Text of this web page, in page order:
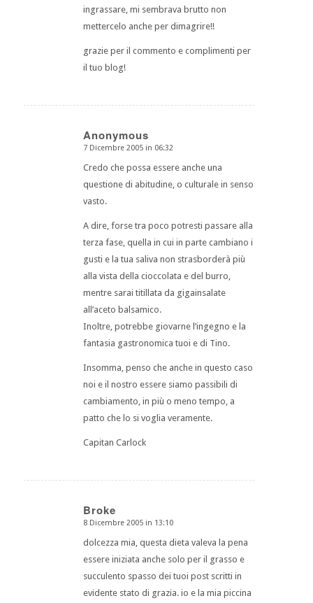
ingrassare, mi sembrava brutto non
mettercelo anche per dimagrire!!
grazie per il commento e complimenti per
il tuo blog!
Anonymous
dice:
7 Dicembre 2005 in 06:32
Credo che possa essere anche una
questione di abitudine, o culturale in senso
vasto.
A dire, forse tra poco potresti passare alla
terza fase, quella in cui in parte cambiano i
gusti e la tua saliva non strasborderà più
alla vista della cioccolata e del burro,
mentre sarai titillata da gigainsalate
all’aceto balsamico.
Inoltre, potrebbe giovarne l’ingegno e la
fantasia gastronomica tuoi e di Tino.
Insomma, penso che anche in questo caso
noi e il nostro essere siamo passibili di
cambiamento, in più o meno tempo, a
patto che lo si voglia veramente.
Capitan Carlock
Broke
dice:
8 Dicembre 2005 in 13:10
dolcezza mia, questa dieta valeva la pena
essere iniziata anche solo per il grasso e
succulento spasso dei tuoi post scritti in
evidente stato di grazia. io e la mia piccina